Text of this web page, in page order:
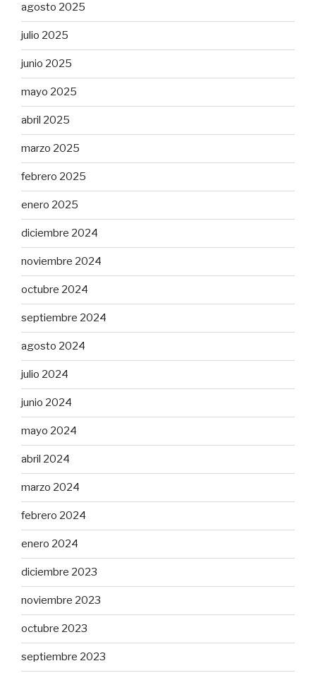
agosto 2025
julio 2025
junio 2025
mayo 2025
abril 2025
marzo 2025
febrero 2025
enero 2025
diciembre 2024
noviembre 2024
octubre 2024
septiembre 2024
agosto 2024
julio 2024
junio 2024
mayo 2024
abril 2024
marzo 2024
febrero 2024
enero 2024
diciembre 2023
noviembre 2023
octubre 2023
septiembre 2023